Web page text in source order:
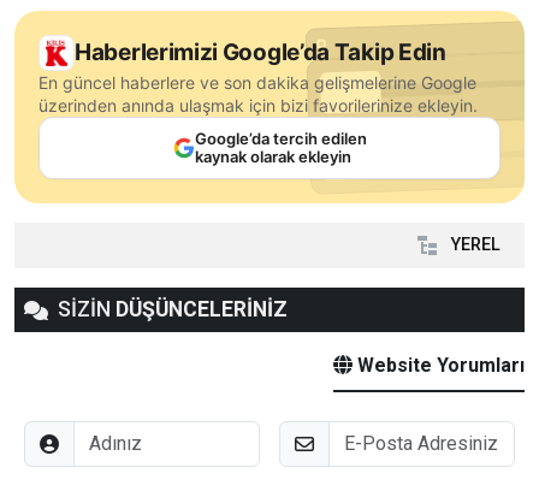
Haberlerimizi Google’da Takip Edin
En güncel haberlere ve son dakika gelişmelerine Google
üzerinden anında ulaşmak için bizi favorilerinize ekleyin.
Google’da tercih edilen
kaynak olarak ekleyin
YEREL
SİZİN DÜŞÜNCELERİNİZ
Website Yorumları
Adınız E-Posta